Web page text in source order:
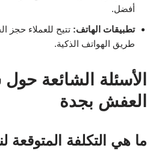
أفضل.
تطبيقات الهاتف: تتيح للعملاء حجز
طريق الهواتف الذكية.
الأسئلة الشائعة
العفش بجدة
ما هي التكلفة المتوقعة